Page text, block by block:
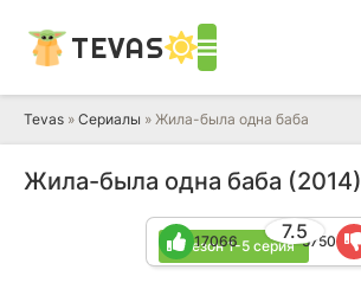
TEVAS
Tevas » Сериалы » Жила-была одна баба
Жила-была одна баба (2014)
1 сезон 1-5 серия
7.5
17066 5750